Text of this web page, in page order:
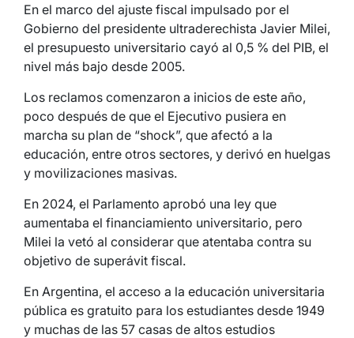
En el marco del ajuste fiscal impulsado por el
Gobierno del presidente ultraderechista Javier Milei,
el presupuesto universitario cayó al 0,5 % del PIB, el
nivel más bajo desde 2005.
Los reclamos comenzaron a inicios de este año,
poco después de que el Ejecutivo pusiera en
marcha su plan de “shock”, que afectó a la
educación, entre otros sectores, y derivó en huelgas
y movilizaciones masivas.
En 2024, el Parlamento aprobó una ley que
aumentaba el financiamiento universitario, pero
Milei la vetó al considerar que atentaba contra su
objetivo de superávit fiscal.
En Argentina, el acceso a la educación universitaria
pública es gratuito para los estudiantes desde 1949
y muchas de las 57 casas de altos estudios